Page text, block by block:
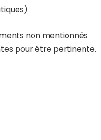
non mentionnés
pour être pertinente.